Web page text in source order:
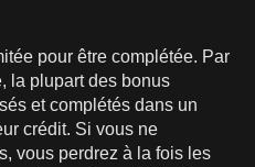
pour être complétée. Par
la plupart des bonus
et complétés dans un
crédit. Si vous ne
vous perdrez à la fois les